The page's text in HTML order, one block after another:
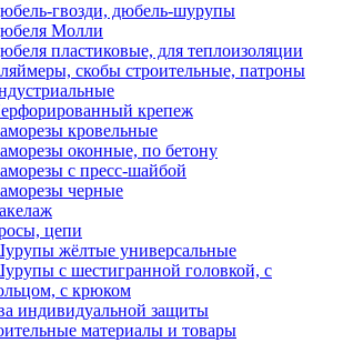
гвозди, дюбель-шурупы
Молли
пластиковые, для теплоизоляции
скобы строительные, патроны
крепеж
кровельные
оконные, по бетону
с пресс-шайбой
черные
цепи
жёлтые универсальные
с шестигранной головкой, с
с крюком
индивидуальной защиты
материалы и товары